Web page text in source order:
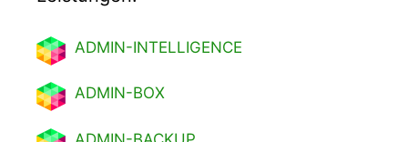
ADMIN-INTELLIGENCE
ADMIN-BOX